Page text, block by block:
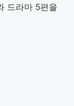
드라마 5편을